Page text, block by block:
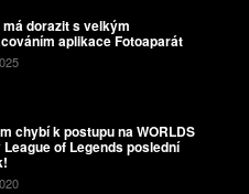
má dorazit s velkým
aplikace Fotoaparát
chybí k postupu na WORLDS
League of Legends poslední